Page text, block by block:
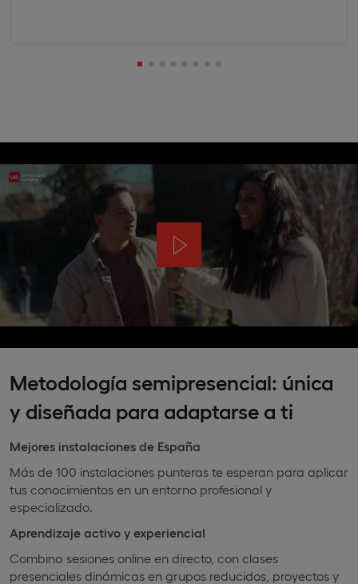
Metodología semipresencial: única
y diseñada para adaptarse a ti
Mejores instalaciones de España
Más de 100 instalaciones punteras te esperan para aplicar
tus conocimientos en un entorno profesional y
especializado.
Aprendizaje activo y experiencial
Combina sesiones online en directo, con clases
presenciales dinámicas en grupos reducidos, proyectos y